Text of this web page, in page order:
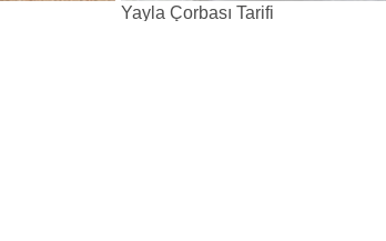
Yayla Çorbası Tarifi